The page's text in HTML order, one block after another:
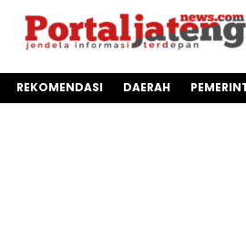
REKOMENDASI DAERAH